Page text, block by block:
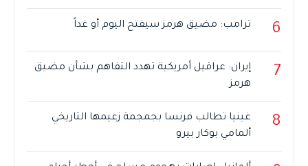
6 ترامب: مضيق هرمز سيفتح اليوم أو غداً
7
إيران: عراقيل أمريكية تهدد التفاهم بشأن مضيق
هرمز
8
غينيا تطالب فرنسا بجمجمة زعيمها التاريخي
ألمامي بوكار بيرو